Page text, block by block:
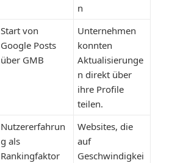
n
Start von
Google Posts
über GMB
Unternehmen
konnten
Aktualisierunge
n direkt über
ihre Profile
teilen.
Nutzererfahrun
g als
Rankingfaktor
Websites, die
auf
Geschwindigkei